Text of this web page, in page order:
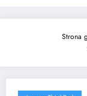
Strona